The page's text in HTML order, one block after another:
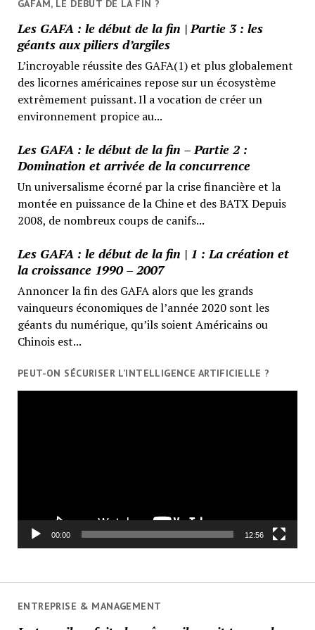
GAFAM, LE DÉBUT DE LA FIN ?
Les GAFA : le début de la fin | Partie 3 : les
géants aux piliers d’argiles
L’incroyable réussite des GAFA(1) et plus globalement
des licornes américaines repose sur un écosystème
extrêmement puissant. Il a vocation de créer un
environnement propice au...
Les GAFA : le début de la fin – Partie 2 :
Domination et arrivée de la concurrence
Un universalisme écorné par la crise financière et la
montée en puissance de la Chine et des BATX Depuis
2008, de nombreux coups de canifs...
Les GAFA : le début de la fin | 1 : La création et
la croissance 1990 – 2007
Annoncer la fin des GAFA alors que les grands
vainqueurs économiques de l’année 2020 sont les
géants du numérique, qu’ils soient Américains ou
Chinois est...
PEUT-ON SÉCURISER L’INTELLIGENCE ARTIFICIELLE ?
00:00 12:56
ENTREPRISE & MANAGEMENT